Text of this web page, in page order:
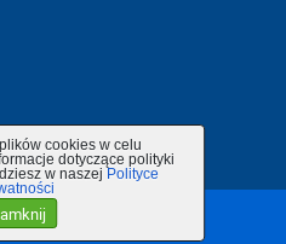
cookies w celu
dotyczące polityki
w naszej Polityce